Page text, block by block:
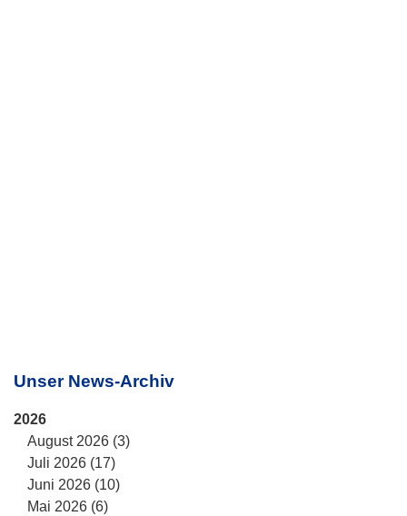
Unser News-Archiv
2026
August 2026 (3)
Juli 2026 (17)
Juni 2026 (10)
Mai 2026 (6)